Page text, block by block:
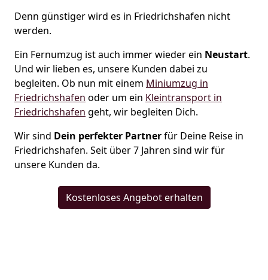
Denn günstiger wird es in Friedrichshafen nicht
werden.
Ein Fernumzug ist auch immer wieder ein Neustart.
Und wir lieben es, unsere Kunden dabei zu
begleiten. Ob nun mit einem Miniumzug in
Friedrichshafen oder um ein Kleintransport in
Friedrichshafen geht, wir begleiten Dich.
Wir sind Dein perfekter Partnerfür Deine Reise in
Friedrichshafen. Seit über 7 Jahren sind wir für
unsere Kunden da.
Kostenloses Angebot erhalten